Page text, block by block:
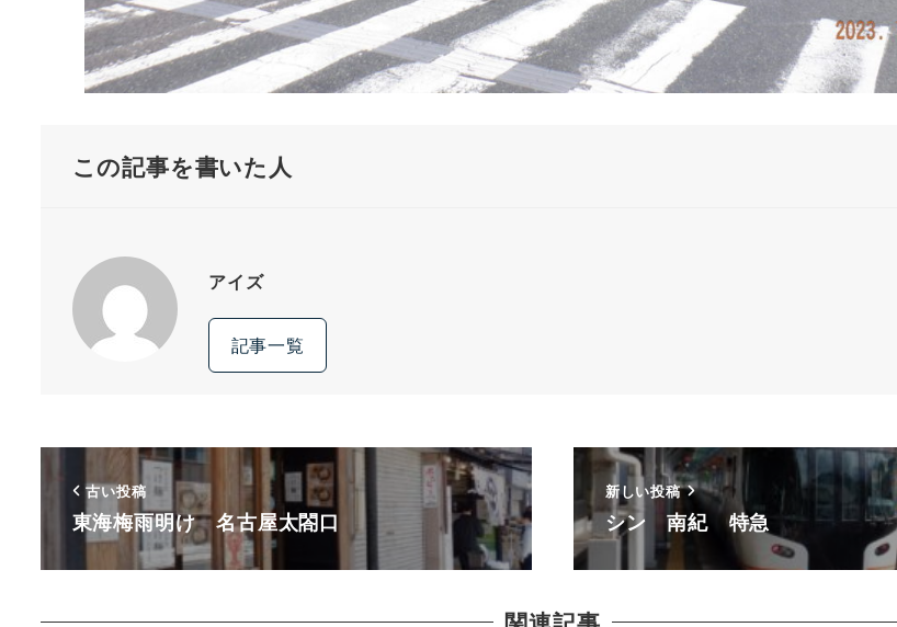
この記事を書いた人
アイズ
記事一覧
古い投稿
東海梅雨明け 名古屋太閤口
新しい投稿
シン 南紀 特急